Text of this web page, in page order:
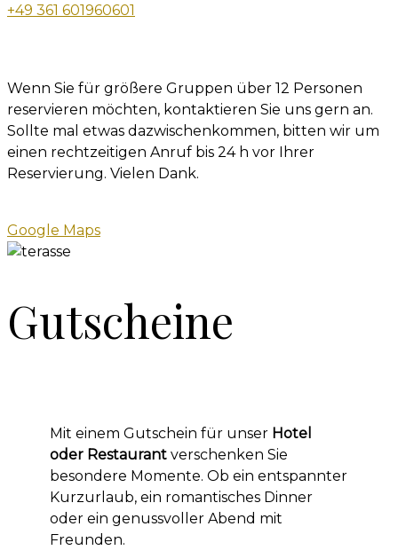
+49 361 601960601
Wenn Sie für größere Gruppen über 12 Personen
reservieren möchten, kontaktieren Sie uns gern an.
Sollte mal etwas dazwischenkommen, bitten wir um
einen rechtzeitigen Anruf bis 24 h vor Ihrer
Reservierung. Vielen Dank.
Google Maps
Gutscheine
Mit einem Gutschein für unser Hotel
oder Restaurant verschenken Sie
besondere Momente. Ob ein entspannter
Kurzurlaub, ein romantisches Dinner
oder ein genussvoller Abend mit
Freunden.